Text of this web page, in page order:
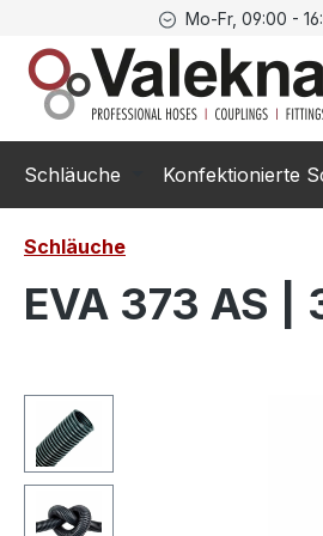
Zur Hauptnavigation
Mo-Fr, 09:00 -
Schläuche Konfektionierte
Schläuche
EVA 373 AS |
Bildergalerie überspringen